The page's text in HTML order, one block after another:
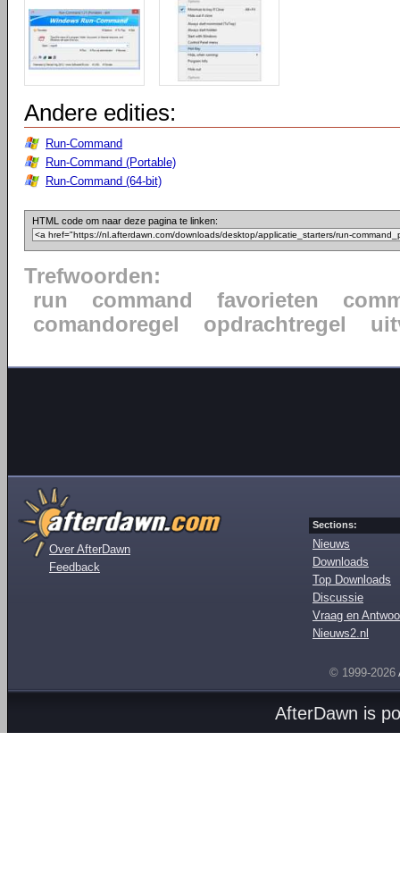
Andere edities:
Run-Command
Run-Command (Portable)
Run-Command (64-bit)
HTML code om naar deze pagina te linken:
Trefwoorden:
run
command favorieten
comandoregel
opdrachtregel
Over AfterDawn
Feedback
Sections:
Nieuws
Downloads
Top Downloads
Discussie
Vraag en
Nieuws2.nl
© 1999-2026
AfterDawn is